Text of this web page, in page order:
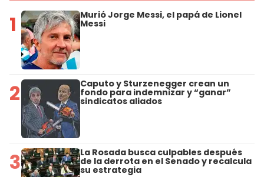
1 Murió Jorge Messi, el papá de Lionel
Messi
2 Caputo y Sturzenegger crean un
fondo para indemnizar y “ganar”
sindicatos aliados
3 La Rosada busca culpables después
de la derrota en el Senado y recalcula
su estrategia